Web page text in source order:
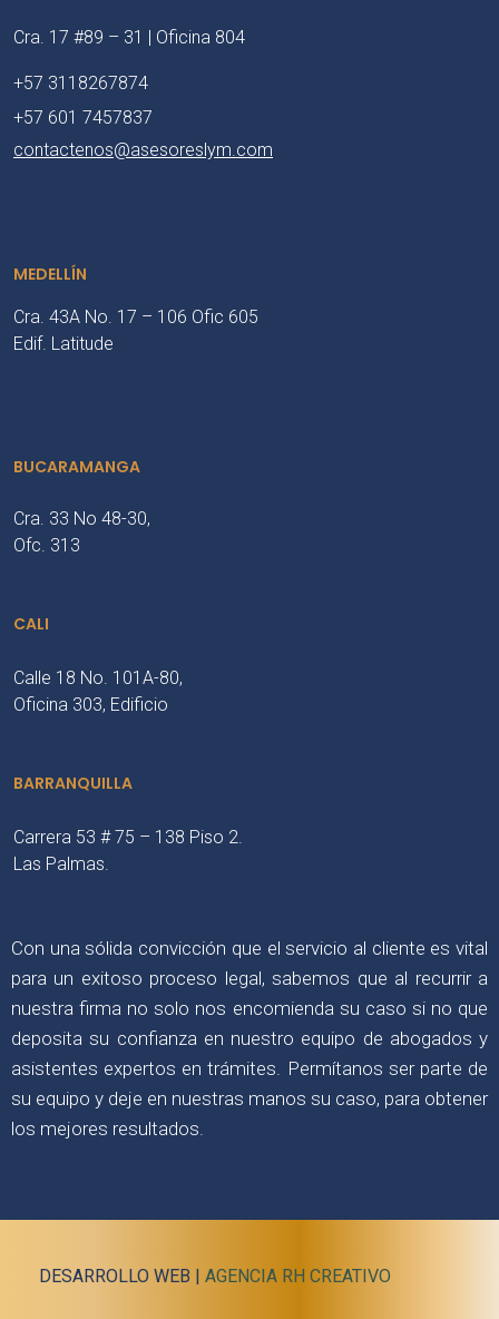
Cra. 17 #89 – 31 | Oficina 804
+57 3118267874
+57 601 7457837
contactenos@asesoreslym.com
MEDELLÍN
Cra. 43A No. 17 – 106 Ofic 605
Edif. Latitude
BUCARAMANGA
Cra. 33 No 48-30,
Ofc. 313
CALI
Calle 18 No. 101A-80,
Oficina 303, Edificio
BARRANQUILLA
Carrera 53 # 75 – 138 Piso 2.
Las Palmas.
Con una sólida convicción que el servicio al cliente es vital
para un exitoso proceso legal, sabemos que al recurrir a
nuestra firma no solo nos encomienda su caso si no que
deposita su confianza en nuestro equipo de abogados y
asistentes expertos en trámites. Permítanos ser parte de
su equipo y deje en nuestras manos su caso, para obtener
los mejores resultados.
DESARROLLO WEB | AGENCIA RH CREATIVO